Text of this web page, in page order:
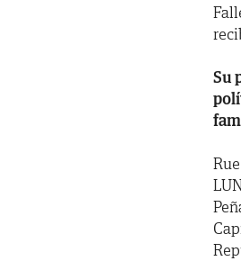
Su